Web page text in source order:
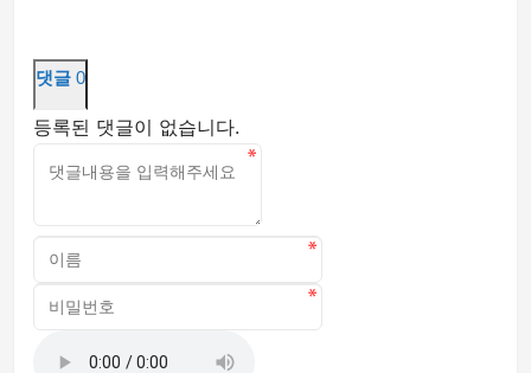
댓글 0
등록된 댓글이 없습니다.